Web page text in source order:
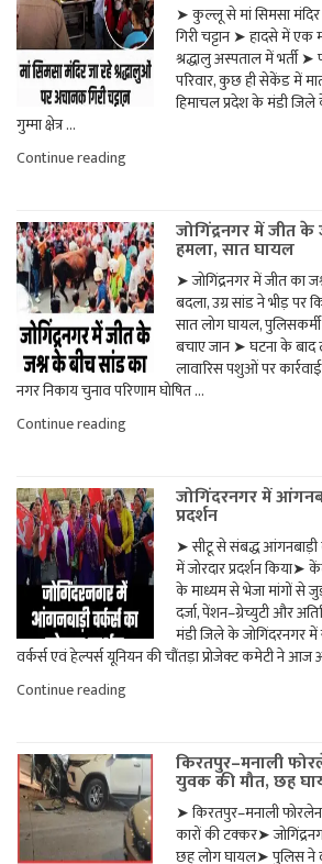
➤ कुल्लू से मां सिमसा
गिरी चट्टान ➤ हादसे में एक
श्रद्धालु अस्पताल में भर्ती
परिवार, कुछ ही सेकेंड में
हिमाचल प्रदेश के मंडी
गुम्मा क्षेत्र …
Continue reading"मां
रहे
श्रद्धालुओं
पर
अचानक
गिरी
चट्टाऩ,
,
एक
की
मौत,
सात
जोगिंद्रनगर में जीत
हमला, सात घायल
➤ जोगिंद्रनगर में जीत का
बदला, उग्र सांड ने भीड़
सात लोग घायल,
बचाए जान ➤ घटना के
लावारिस पशुओं पर
नगर निकाय चुनाव परिणाम घोषित …
Continue reading"जोगिंद्रनगर
जश्न
के
बीच
सांड
का
हमला,
सात
घायल"
जोगिंदरनगर में
प्रदर्शन
➤ सीटू से संबद्ध आंगनबाड़ी
में जोरदार प्रदर्शन किया➤
के माध्यम से भेजा मांगों से
दर्जा, पेंशन–ग्रेच्युटी और
मंडी जिले के जोगिंदरनगर
वर्कर्स एवं हेल्पर्स यूनियन की चौंतड़ा प्रोजेक्ट कमेटी ने आज
Continue reading"जोगिंदरनगर
का
जोरदार
प्रदर्शन"
किरतपुर–मनाली
युवक की मौत, छह
➤ किरतपुर–मनाली
कारों की टक्कर➤
छह लोग घायल➤ पुलिस ने